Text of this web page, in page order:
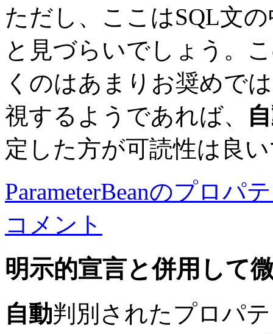
ただし、ここはSQL文
と見づらいでしょう。
くのはあまりお奨めで
視するようであれば、
定した方が可読性は良
ParameterBeanのプロパ
コメント
明示的宣言と併用して
自動判別されたプロパ